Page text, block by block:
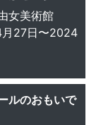
女美術館
27日〜2024
ルのおもいで